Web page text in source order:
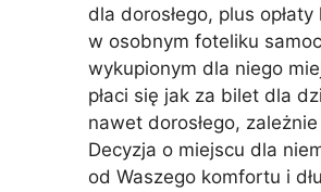
dla dorosłego, plus
w osobnym foteliku
wykupionym dla niego
płaci się jak za bilet dla
nawet dorosłego,
Decyzja o miejscu dla
od Waszego komfortu i